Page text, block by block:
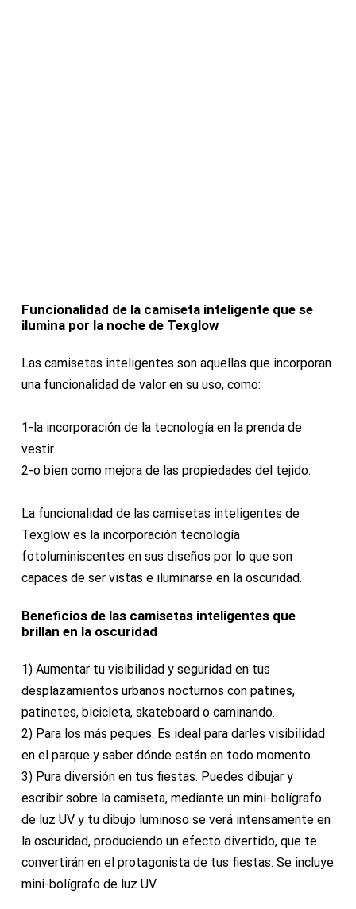
Funcionalidad de la camiseta inteligente que se
ilumina por la noche de Texglow
Las camisetas inteligentes son aquellas que incorporan
una funcionalidad de valor en su uso, como:
1-la incorporación de la tecnología en la prenda de
vestir.
2-o bien como mejora de las propiedades del tejido.
La funcionalidad de las camisetas inteligentes de
Texglow es la incorporación tecnología
fotoluminiscentes en sus diseños por lo que son
capaces de ser vistas e iluminarse en la oscuridad.
Beneficios de las camisetas inteligentes que
brillan en la oscuridad
1) Aumentar tu visibilidad y seguridad en tus
desplazamientos urbanos nocturnos con patines,
patinetes, bicicleta, skateboard o caminando.
2) Para los más peques. Es ideal para darles visibilidad
en el parque y saber dónde están en todo momento.
3) Pura diversión en tus fiestas. Puedes dibujar y
escribir sobre la camiseta, mediante un mini-bolígrafo
de luz UV y tu dibujo luminoso se verá intensamente en
la oscuridad, produciendo un efecto divertido, que te
convertirán en el protagonista de tus fiestas. Se incluye
mini-bolígrafo de luz UV.